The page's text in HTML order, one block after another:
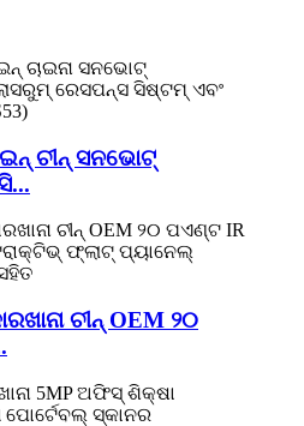
ଚୀନ୍ ସନଭୋଟ୍
ଚୀନ୍ OEM ୨୦